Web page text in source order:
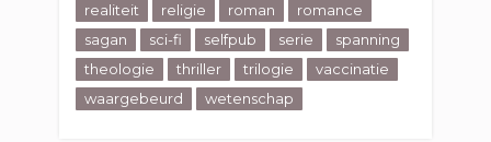
realiteit
religie roman
romance
sagan
sci-fi selfpub serie
spanning
theologie
thriller trilogie
vaccinatie
waargebeurd
wetenschap